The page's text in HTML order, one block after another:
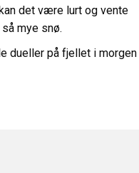
det være lurt og vente
mye snø.
dueller på fjellet i morgen